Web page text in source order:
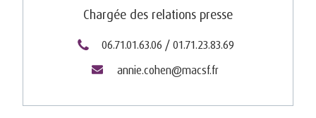
Chargée des relations presse
06.71.01.63.06 / 01.71.23.83.69
annie.cohen@macsf.fr